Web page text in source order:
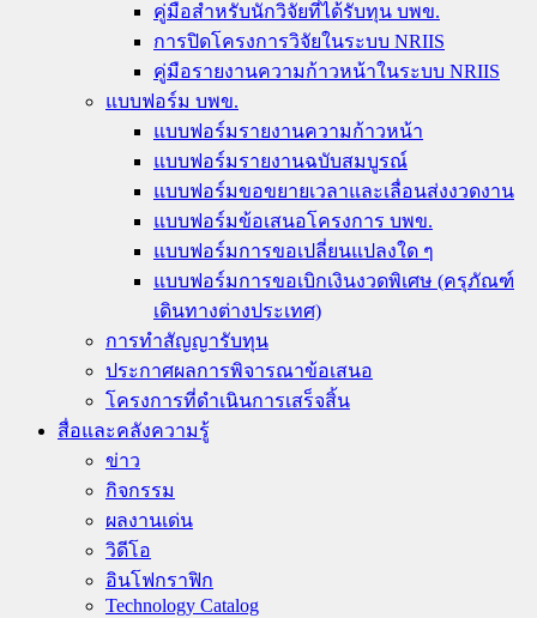
คู่มือสำหรับนักวิจัยที่ได้รับทุน บพข.
การปิดโครงการวิจัยในระบบ NRIIS
คู่มือรายงานความก้าวหน้าในระบบ NRIIS
แบบฟอร์ม บพข.
แบบฟอร์มรายงานความก้าวหน้า
แบบฟอร์มรายงานฉบับสมบูรณ์
แบบฟอร์มขอขยายเวลาและเลื่อนส่งงวดงาน
แบบฟอร์มข้อเสนอโครงการ บพข.
แบบฟอร์มการขอเปลี่ยนแปลงใด ๆ
แบบฟอร์มการขอเบิกเงินงวดพิเศษ (ครุภัณฑ์
เดินทางต่างประเทศ)
การทำสัญญารับทุน
ประกาศผลการพิจารณาข้อเสนอ
โครงการที่ดำเนินการเสร็จสิ้น
สื่อและคลังความรู้
ข่าว
กิจกรรม
ผลงานเด่น
วิดีโอ
อินโฟกราฟิก
Technology Catalog